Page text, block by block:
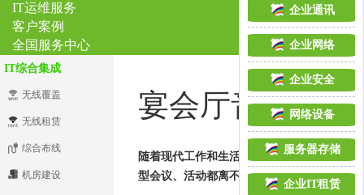
IT运维服务
客户案例
全国服务中心
IT综合集成
无线覆盖
无线租赁
综合布线
机房建设
宴会厅音视频
随着现代工作和生活节奏的日益加快，现代
型会议、活动都离不开的就是酒店。 酒店 不
企业通讯
企业网络
企业安全
网络设备
服务器存储
企业IT租赁